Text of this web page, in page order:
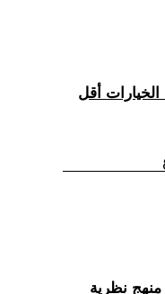
الخيارات أقل
منهج نظرية